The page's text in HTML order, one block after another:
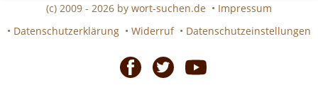
(c) 2009 - 2026 by wort-suchen.de • Impressum
• Datenschutzerklärung • Widerruf • Datenschutzeinstellungen